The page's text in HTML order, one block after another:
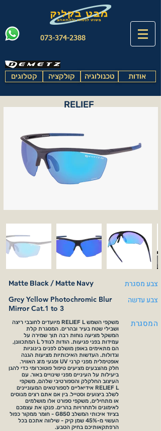
073-374-2388
קטלוגים קולקציה טכנולוגיה אודות
RELIEF
Matte Black / Matte Navy צבע מסגרת
Grey Yellow Photochromic Blur
Mirror Cat.1 to 3
צבע עדשה
משקפי השמש RELIEF L מיועדים לחובבי ריצה
ושבילי שטח בעיר ובהרים. המסגרת קלת
המשקל מציעה נוחות רבה תוך שמירה על
עמידות בפני פגיעות. הודות לגודל L המתכוונן,
הם מתאימים באופן מושלם לפנים בינוניות
וגדולות. העדשות האיכותיות מציעות הגנה
אופטימלית מפני קרני UV ופגעי מזג האוויר.
חלק מהצבעים מציעים טיפול פוטוכרומי כדי להגן
ביעילות על העיניים מפני שינויים באור. עם
העיצוב החלקלק והספורטיבי שלהם, משקפי
RELIEF L אידיאליים לספורטאים המעוניינים
לשלב ביצועים וסטייל. בין אם אתם רצים מנוסים
או מתחילים, משקפי ספורט אלו מושלמים
לאימונים ולתחרויות בהרים. פנקו את עצמכם
בציוד איכותי המשלב G850 - חומר ממקור כפול
העשוי מ-45% שמן קיק - שילווה אתכם בכל
הרפתקאותיכם בחיק הטבע.
המסגרת